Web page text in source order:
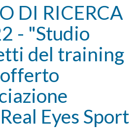
DI RICERCA
- "Studio
del training
Eyes Sport